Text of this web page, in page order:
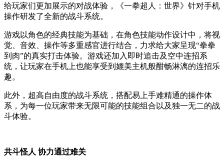
给玩家们更加展示的对战体验，《一拳超人：世界》针对手机
操作研发了全新的战斗系统。
游戏以角色的经典技能为基础，在角色技能动作设计中，将视
觉、音效、操作等多重感官进行结合，力求给大家呈现“拳拳
到肉”的真实打击体验。游戏还加入即时追击及空中连招系
统，让玩家在手机上也能享受到媲美主机般酣畅淋漓的连招乐
趣。
此外，超高自由度的战斗系统，搭配易上手难精通的操作体
系，为每一位玩家带来无限可能的技能组合以及独一无二的战
斗体验。
共斗怪人 协力通过难关